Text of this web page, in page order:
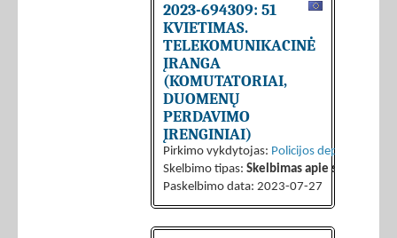
2023-694309: 51
KVIETIMAS.
TELEKOMUNIKACINĖ
ĮRANGA
(KOMUTATORIAI,
DUOMENŲ
PERDAVIMO
ĮRENGINIAI)
Pirkimo vykdytojas: Policijos
Skelbimo tipas: Skelbimas apie sutarties
Paskelbimo data: 2023-07-27